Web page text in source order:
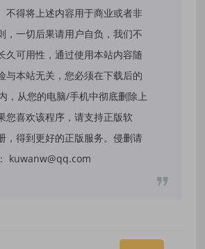
不得将上述内容用于商业或者非
，一切后果请用户自负，我们不
久可用性，通过使用本站内容随
与本站无关，您必须在下载后的
，从您的电脑/手机中彻底删除上
您喜欢该程序，请支持正版软
，得到更好的正版服务。侵删请
kuwanw@qq.com